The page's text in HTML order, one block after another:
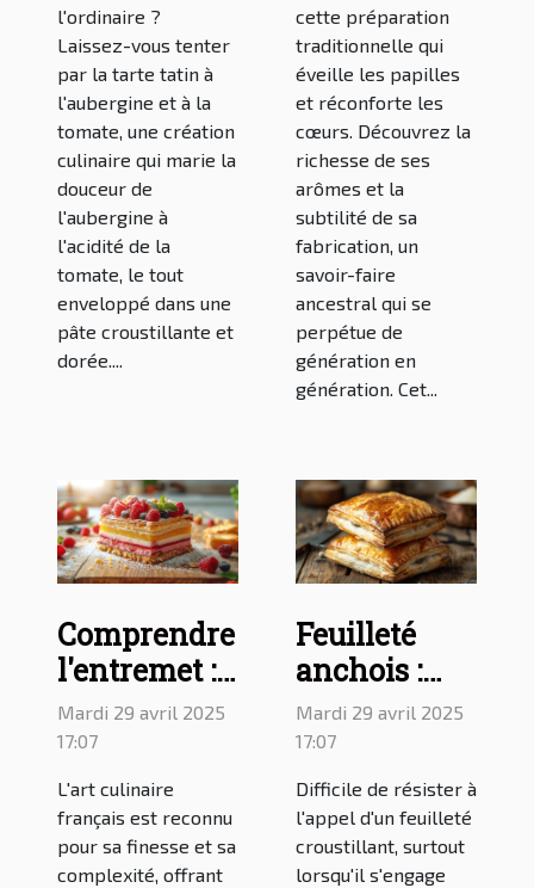
l'ordinaire ?
Laissez-vous tenter
par la tarte tatin à
l'aubergine et à la
tomate, une création
culinaire qui marie la
douceur de
l'aubergine à
l'acidité de la
tomate, le tout
enveloppé dans une
pâte croustillante et
dorée....
cette préparation
traditionnelle qui
éveille les papilles
et réconforte les
cœurs. Découvrez la
richesse de ses
arômes et la
subtilité de sa
fabrication, un
savoir-faire
ancestral qui se
perpétue de
génération en
génération. Cet...
Comprendre
l'entremet :
définition et
usage dans
la cuisine
française
Mardi 29 avril 2025
17:07
L'art culinaire
français est reconnu
pour sa finesse et sa
complexité, offrant
Feuilleté
anchois :
Découverte
et astuces
pour une
réalisation
parfaite
Mardi 29 avril 2025
17:07
Difficile de résister à
l'appel d'un feuilleté
croustillant, surtout
lorsqu'il s'engage